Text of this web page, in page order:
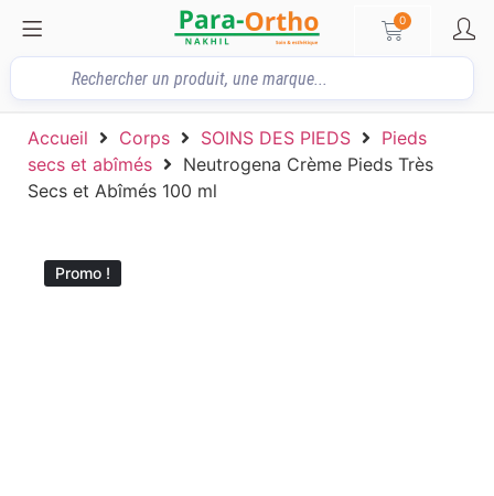
0
Accueil Corps SOINS DES PIEDS
Pieds
secs et abîmés
Neutrogena Crème Pieds Très
Secs et Abîmés 100 ml
Promo !